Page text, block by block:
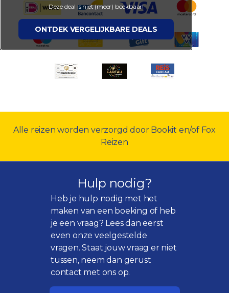
Deze deal is niet (meer) boekbaar!
ONTDEK VERGELIJKBARE DEALS
Alle reizen worden verzorgd door Bookit en/of Fox
Reizen
Hulp nodig?
Heb je hulp nodig met het
maken van een boeking of heb
je een vraag? Lees dan eerst
even onzeveelgestelde
vragen. Staat jouw vraag er niet
tussen, neem dan gerust
contact met ons op.